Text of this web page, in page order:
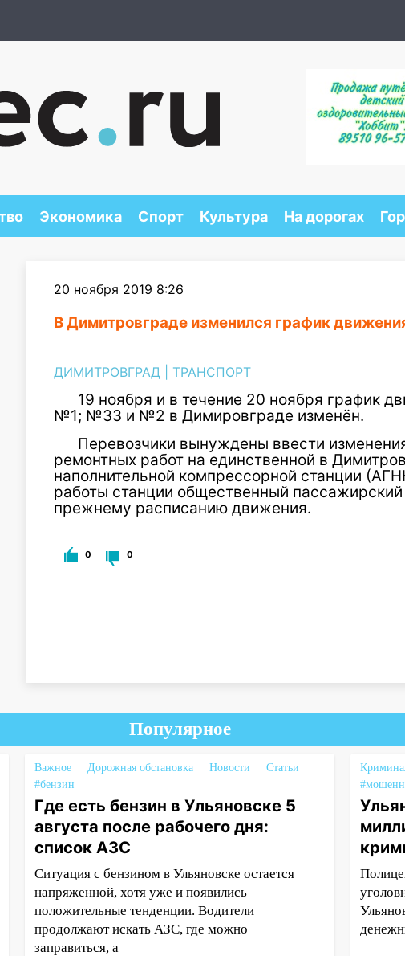
Экономика Спорт Культура На дорогах
20 ноября 2019 8:26
В Димитровграде изменился график
ДИМИТРОВГРАД ТРАНСПОРТ
19 ноября и в течение 20 ноября график
№1; №33 и №2 в Димировграде изменён.
Перевозчики вынуждены ввести
ремонтных работ на единственной в
наполнительной компрессорной станции
работы станции общественный пассажирский
прежнему расписанию движения.
0 0
Популярное
Важное Дорожная обстановка Новости
Статьи
#бензин
Где есть бензин в Ульяновске 5
августа после рабочего дня:
список АЗС
Ситуация с бензином в Ульяновске остается
напряженной, хотя уже и появились
положительные тенденции. Водители
продолжают искать АЗС, где можно
заправиться, а